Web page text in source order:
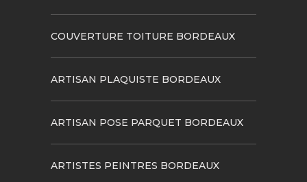
COUVERTURE TOITURE BORDEAUX
ARTISAN PLAQUISTE BORDEAUX
ARTISAN POSE PARQUET BORDEAUX
ARTISTES PEINTRES BORDEAUX